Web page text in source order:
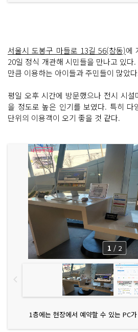
서울시 도봉구 마들로 13길 56(창동)에
20일 정식 개관해 시민들을 만나고 있다
만큼 이용하는 아이들과 주민들이 많았
평일 오후 시간에 방문했으나 전시 시
을 정도로 높은 인기를 보였다. 특히 다
단위의 이용객이 오기 좋을 것 같다.
1층에는 현장에서 예약할 수 있는 PC
1 / 2